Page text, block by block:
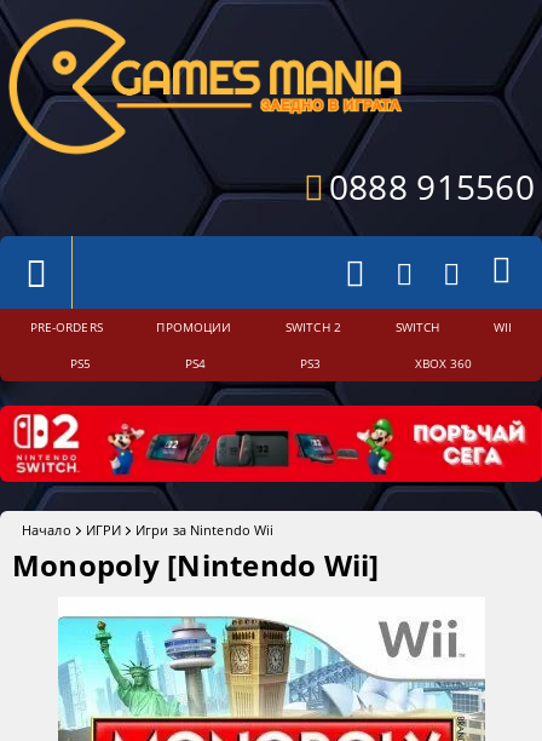
0888 915560
PRE-ORDERS ПРОМОЦИИ SWITCH 2 SWITCH WII
PS5 PS4 PS3 XBOX 360
Начало ИГРИ Игри за Nintendo Wii
Monopoly [Nintendo Wii]